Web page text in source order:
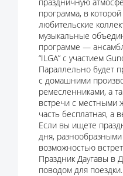
программа, в
любительские
музыкальные
программе —
“ILGA” с участием
Параллельно будет
с домашними
ремесленниками, а
встречи с местными
часть бесплатная,
Если вы ищете
дня,
возможностью
Праздник Даугавы в
поводом для поездки.